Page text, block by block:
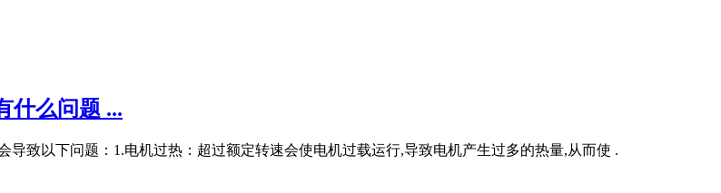
什么问题 ...
导致以下问题：1.电机过热：超过额定转速会使电机过载运行,导致电机产生过多的热量,从而使 .